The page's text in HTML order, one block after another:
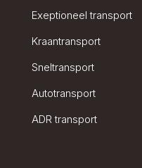
Exeptioneel transport
Kraantransport
Sneltransport
Autotransport
ADR transport